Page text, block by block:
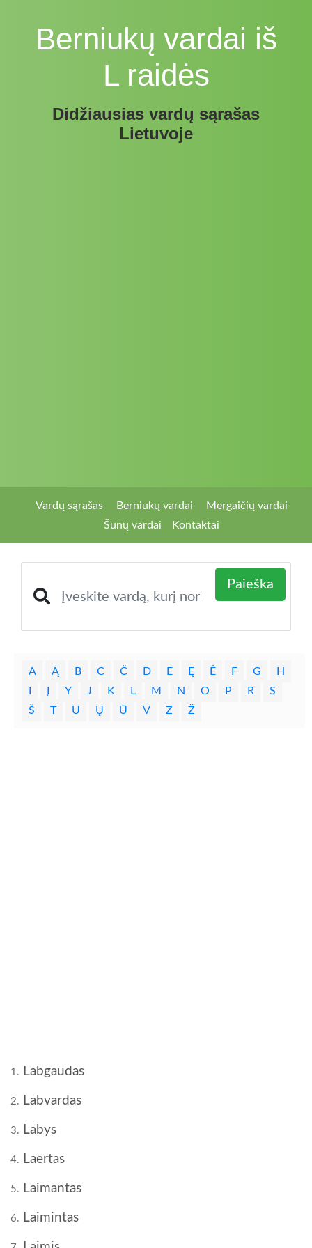
Berniukų vardai iš
L raidės
Didžiausias vardų sąrašas
Lietuvoje
Vardų sąrašas Berniukų vardai
Mergaičių vardai
Šunų vardai
Kontaktai
Paieška
A Ą B C Č D E Ę Ė F G
H
Y J K L M N O P R
S
Š
T U Ų Ū V Z Ž
1. Labgaudas
2. Labvardas
3. Labys
4. Laertas
5. Laimantas
6. Laimintas